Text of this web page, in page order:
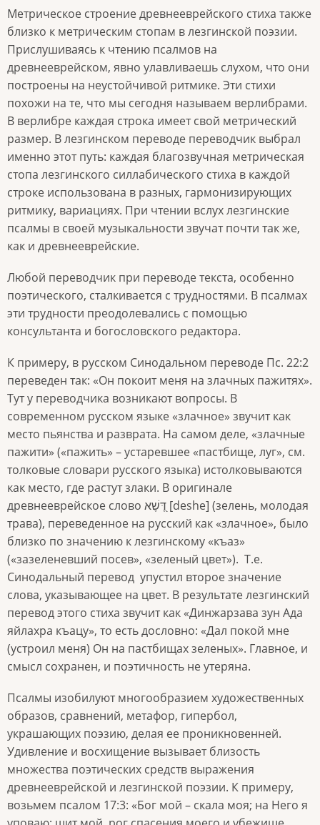
Метрическое строение древнееврейского стиха также
близко к метрическим стопам в лезгинской поэзии.
Прислушиваясь к чтению псалмов на
древнееврейском, явно улавливаешь слухом, что они
построены на неустойчивой ритмике. Эти стихи
похожи на те, что мы сегодня называем верлибрами.
В верлибре каждая строка имеет свой метрический
размер. В лезгинском переводе переводчик выбрал
именно этот путь: каждая благозвучная метрическая
стопа лезгинского силлабического стиха в каждой
строке использована в разных, гармонизирующих
ритмику, вариациях. При чтении вслух лезгинские
псалмы в своей музыкальности звучат почти так же,
как и древнееврейские.
Любой переводчик при переводе текста, особенно
поэтического, сталкивается с трудностями. В псалмах
эти трудности преодолевались с помощью
консультанта и богословского редактора.
К примеру, в русском Синодальном переводе Пс. 22:2
переведен так: «Он покоит меня на злачных пажитях».
Тут у переводчика возникают вопросы. В
современном русском языке «злачное» звучит как
место пьянства и разврата. На самом деле, «злачные
пажити» («пажить» – устаревшее «пастбище, луг», см.
толковые словари русского языка) истолковываются
как место, где растут злаки. В оригинале
древнееврейское слово דֶּ֭שֶׁא [deshe] (зелень, молодая
трава), переведенное на русский как «злачное», было
близко по значению к лезгинскому «къаз»
(«зазеленевший посев», «зеленый цвет»). Т.е.
Синодальный перевод упустил второе значение
слова, указывающее на цвет. В результате лезгинский
перевод этого стиха звучит как «Динжарзава зун Ада
яйлахра къацу», то есть дословно: «Дал покой мне
(устроил меня) Он на пастбищах зеленых». Главное, и
смысл сохранен, и поэтичность не утеряна.
Псалмы изобилуют многообразием художественных
образов, сравнений, метафор, гипербол,
украшающих поэзию, делая ее проникновенней.
Удивление и восхищение вызывает близость
множества поэтических средств выражения
древнееврейской и лезгинской поэзии. К примеру,
возьмем псалом 17:3: «Бог мой – скала моя; на Него я